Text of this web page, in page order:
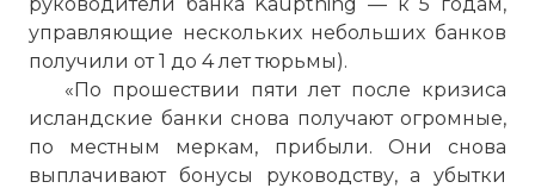
управляющие нескольких небольших банков
получили от 1 до 4 лет тюрьмы).
«По прошествии пяти лет после кризиса
исландские банки снова получают огромные,
по местным меркам, прибыли. Они снова
выплачивают бонусы руководству, а убытки